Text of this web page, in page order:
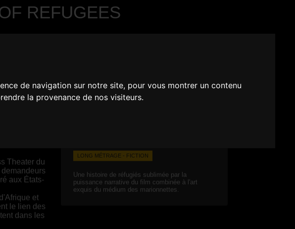
de navigation sur notre site, pour vous montrer un contenu
la provenance de nos visiteurs.
REFUGEES
Theater du
aux États-
et
le lien des
dans les
LONG MÉTRAGE - FICTION
Une histoire de réfugiés sublimée par la
puissance narrative du film combinée à l'art
exquis du médium des marionnettes.